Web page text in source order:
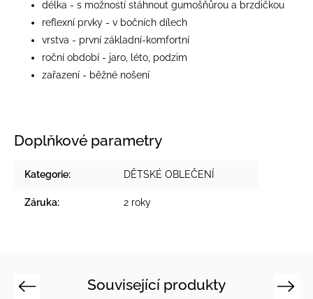
délka - s možností stáhnout gumošňůrou a brzdičkou
reflexní prvky - v bočních dílech
vrstva - první základní-komfortní
roční období - jaro, léto, podzim
zařazení - běžné nošení
Doplňkové parametry
Kategorie: DĚTSKÉ OBLEČENÍ
Záruka: 2 roky
Související produkty
Previous Next